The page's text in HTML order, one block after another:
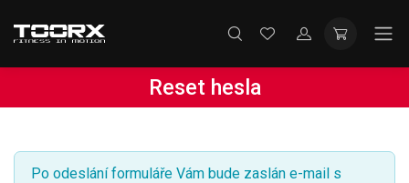
Reset hesla
Po odeslání formuláře Vám bude zaslán e-mail s